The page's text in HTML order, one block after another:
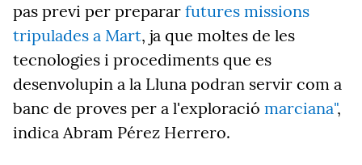
pas previ per preparar futures missions
tripulades a Mart, ja que moltes de les
tecnologies i procediments que es
desenvolupin a la Lluna podran servir com a
banc de proves per a l'exploració marciana",
indica Abram Pérez Herrero.